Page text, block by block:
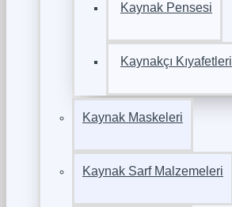
Kaynak Pensesi
Kaynakçı Kıyafetleri
Kaynak Maskeleri
Kaynak Sarf Malzemeleri